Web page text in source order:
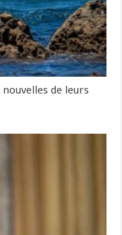
de leurs